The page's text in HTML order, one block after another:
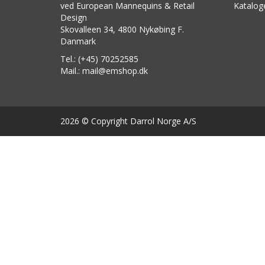
ved European Mannequins & Retail
Design
Skovalleen 34, 4800 Nykøbing F.
Danmark
Tel.: (+45) 70252585
Mail.: mail@emshop.dk
2026 © Copyright Darrol Norge A/S